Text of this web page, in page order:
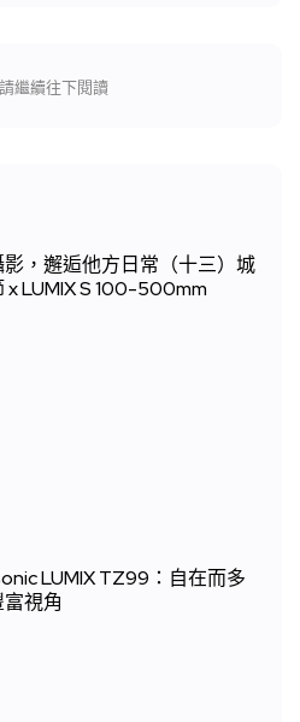
繼續往下閱讀
，邂逅他方日常（十三）城
x LUMIX S 100-500mm
LUMIX TZ99：自在而多
視角